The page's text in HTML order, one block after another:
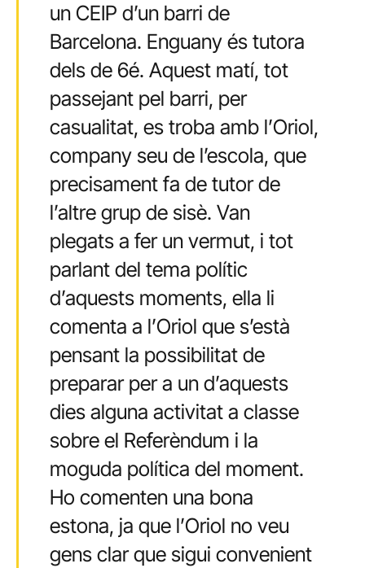
un CEIP d’un barri de
Barcelona. Enguany és tutora
dels de 6é. Aquest matí, tot
passejant pel barri, per
casualitat, es troba amb l’Oriol,
company seu de l’escola, que
precisament fa de tutor de
l’altre grup de sisè. Van
plegats a fer un vermut, i tot
parlant del tema polític
d’aquests moments, ella li
comenta a l’Oriol que s’està
pensant la possibilitat de
preparar per a un d’aquests
dies alguna activitat a classe
sobre el Referèndum i la
moguda política del moment.
Ho comenten una bona
estona, ja que l’Oriol no veu
gens clar que sigui convenient